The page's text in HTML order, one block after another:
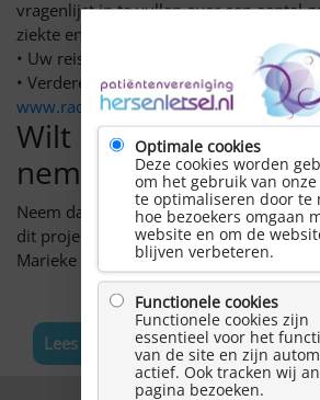
vragenlijst in te vullen over een aantal
ziekte en behandeling.
• Uw reis- en parkeerkosten zullen
• Verdere informatie over dit project
www.radboudumc.nl/lopende-
Wilt u zich opgeven
nemen, of heeft u
Neem dan contact op met de
dit project, via onderstaand mailadres:
Marieke ten Tusscher –
Lees meer nieuws
Optimale cookies
Deze cookies worden
om het gebruik van
te optimaliseren door te
hoe bezoekers omgaan
website en om de
blijven verbeteren.
Functionele cookies
Functionele cookies zijn
essentieel voor het
van de site en zijn
actief. Ook tracken wij
pagina bezoeken.